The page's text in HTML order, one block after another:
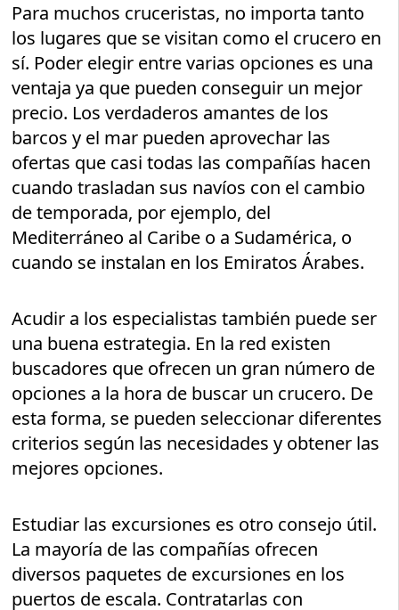
Para muchos cruceristas, no importa tanto
los lugares que se visitan como el crucero en
sí. Poder elegir entre varias opciones es una
ventaja ya que pueden conseguir un mejor
precio. Los verdaderos amantes de los
barcos y el mar pueden aprovechar las
ofertas que casi todas las compañías hacen
cuando trasladan sus navíos con el cambio
de temporada, por ejemplo, del
Mediterráneo al Caribe o a Sudamérica, o
cuando se instalan en los Emiratos Árabes.
Acudir a los especialistas también puede ser
una buena estrategia. En la red existen
buscadores que ofrecen un gran número de
opciones a la hora de buscar un crucero. De
esta forma, se pueden seleccionar diferentes
criterios según las necesidades y obtener las
mejores opciones.
Estudiar las excursiones es otro consejo útil.
La mayoría de las compañías ofrecen
diversos paquetes de excursiones en los
puertos de escala. Contratarlas con